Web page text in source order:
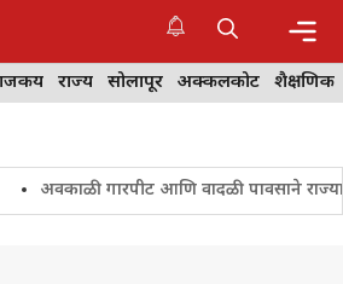
राज्य सोलापूर अक्कलकोट शैक्षणिक
अवकाळी गारपीट आणि वादळी पावसाने